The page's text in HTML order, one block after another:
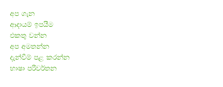
අප ගැන
ආදායම් ඉපයීම
එකතු වන්න
අප අමතන්න
දැන්වීම් පළ කරන්න
භාෂා පරිවර්තන